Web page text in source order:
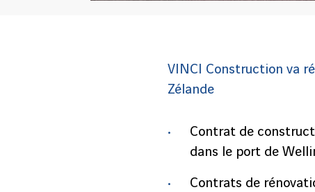
VINCI Construction va
Zélande
Contrat de
dans le port de
Contrats de